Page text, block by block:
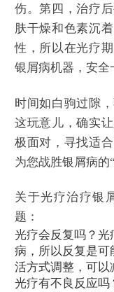
伤。第四，治疗
肤干燥和色素沉
性，所以在光疗
银屑病机器，安全
时间如白驹过隙
这玩意儿，确实
极面对，寻找适
为您战胜银屑病的
关于光疗治疗银
题：
光疗会反复吗？光
病，所以反复是可
活方式调整，可以
光疗有不良反应